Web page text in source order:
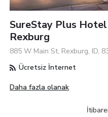
SureStay Plus
Rexburg
885 W Main St, Rexburg, ID,
Ücretsiz İnternet
Daha fazla olanak